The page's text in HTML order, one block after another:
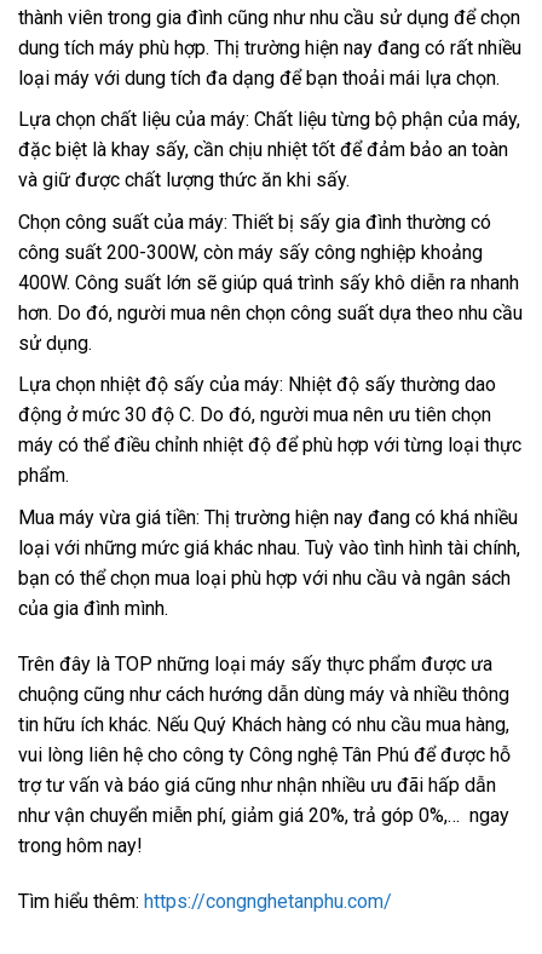
thành viên trong gia đình cũng như nhu cầu sử dụng để chọn
dung tích máy phù hợp. Thị trường hiện nay đang có rất nhiều
loại máy với dung tích đa dạng để bạn thoải mái lựa chọn.
Lựa chọn chất liệu của máy: Chất liệu từng bộ phận của máy,
đặc biệt là khay sấy, cần chịu nhiệt tốt để đảm bảo an toàn
và giữ được chất lượng thức ăn khi sấy.
Chọn công suất của máy: Thiết bị sấy gia đình thường có
công suất 200-300W, còn máy sấy công nghiệp khoảng
400W. Công suất lớn sẽ giúp quá trình sấy khô diễn ra nhanh
hơn. Do đó, người mua nên chọn công suất dựa theo nhu cầu
sử dụng.
Lựa chọn nhiệt độ sấy của máy: Nhiệt độ sấy thường dao
động ở mức 30 độ C. Do đó, người mua nên ưu tiên chọn
máy có thể điều chỉnh nhiệt độ để phù hợp với từng loại thực
phẩm.
Mua máy vừa giá tiền: Thị trường hiện nay đang có khá nhiều
loại với những mức giá khác nhau. Tuỳ vào tình hình tài chính,
bạn có thể chọn mua loại phù hợp với nhu cầu và ngân sách
của gia đình mình.
Trên đây là TOP những loại máy sấy thực phẩm được ưa
chuộng cũng như cách hướng dẫn dùng máy và nhiều thông
tin hữu ích khác. Nếu Quý Khách hàng có nhu cầu mua hàng,
vui lòng liên hệ cho công ty Công nghệ Tân Phú để được hỗ
trợ tư vấn và báo giá cũng như nhận nhiều ưu đãi hấp dẫn
như vận chuyển miễn phí, giảm giá 20%, trả góp 0%,… ngay
trong hôm nay!
Tìm hiểu thêm: https://congnghetanphu.com/